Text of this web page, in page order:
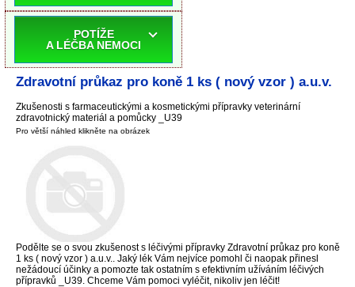
POTÍŽE
A LÉČBA NEMOCI
Zdravotní průkaz pro koně 1 ks ( nový vzor ) a.u.v.
Zkušenosti s farmaceutickými a kosmetickými přípravky veterinární
zdravotnický materiál a pomůcky _U39
Pro větší náhled klikněte na obrázek
Podělte se o svou zkušenost s léčivými přípravky Zdravotní průkaz pro koně
1 ks ( nový vzor ) a.u.v.. Jaký lék Vám nejvíce pomohl či naopak přinesl
nežádoucí účinky a pomozte tak ostatním s efektivním užíváním léčivých
přípravků _U39. Chceme Vám pomoci vyléčit, nikoliv jen léčit!